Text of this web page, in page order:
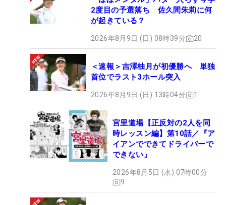
2度目の予選落ち 佐久間朱莉に何
が起きている？
2026年8月9日 (日) 08時39分 20
＜速報＞吉澤柚月が初優勝へ 単独
首位でラスト3ホール突入
2026年8月9日 (日) 13時04分 1
宮里道場【正反対の2人を同
時レッスン編】第10話／『ア
イアンでできてドライバーで
できない』
2026年8月5日 (水) 07時00分
9